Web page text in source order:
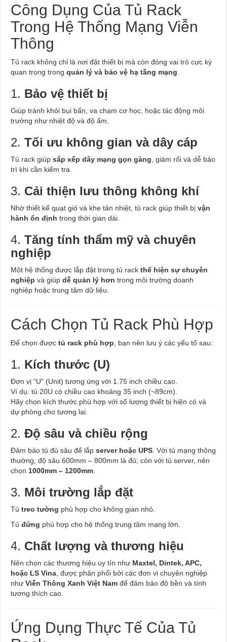
Công Dụng Của Tủ Rack
Trong Hệ Thống Mạng Viễn
Thông
Tủ rack không chỉ là nơi đặt thiết bị mà còn đóng vai trò cực kỳ
quan trọng trong quản lý và bảo vệ hạ tầng mạng
1. Bảo vệ thiết bị
Giúp tránh khỏi bụi bẩn, va chạm cơ học, hoặc tác động môi
trường như nhiệt độ và độ ẩm.
2. Tối ưu không gian và dây cáp
Tủ rack giúp sắp xếp dây mạng gọn gàng , giảm rối và dễ bảo
trì khi cần kiểm tra.
3. Cải thiện lưu thông không khí
Nhờ thiết kế quạt gió và khe tản nhiệt, tủ rack giúp thiết bị vận
hành ổn định trong thời gian dài.
4. Tăng tính thẩm mỹ và chuyên
nghiệp
Một hệ thống được lắp đặt trong tủ rack thể hiện sự chuyên
nghiệp và giúp dễ quản lý hơn trong môi trường doanh
nghiệp hoặc trung tâm dữ liệu.
Cách Chọn Tủ Rack Phù Hợp
Để chọn được tủ rack phù hợp , bạn nên lưu ý các yếu tố sau:
1. Kích thước (U)
Đơn vị “U” (Unit) tương ứng với 1.75 inch chiều cao.
Ví dụ: tủ 20U có chiều cao khoảng 35 inch (~89cm).
Hãy chọn kích thước phù hợp với số lượng thiết bị hiện có và
dự phòng cho tương lai.
2. Độ sâu và chiều rộng
Đảm bảo tủ đủ sâu để lắp server hoặc UPS . Với tủ mạng thông
thường, độ sâu 600mm – 800mm là đủ; còn với tủ server, nên
chọn 1000mm – 1200mm
3. Môi trường lắp đặt
Tủ treo tường phù hợp cho không gian nhỏ.
Tủ đứng phù hợp cho hệ thống trung tâm mạng lớn.
4. Chất lượng và thương hiệu
Nên chọn các thương hiệu uy tín như Maxtel, Dintek, APC,
hoặc LS Vina , được phân phối bởi các đơn vị chuyên nghiệp
như Viễn Thông Xanh Việt Nam để đảm bảo độ bền và tính
tương thích cao.
Ứng Dụng Thực Tế Của Tủ